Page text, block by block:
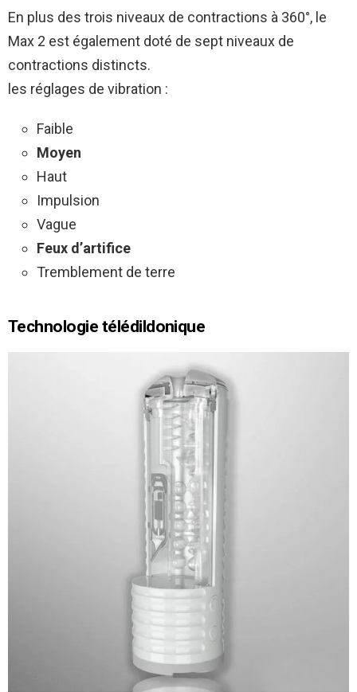
En plus des trois niveaux de contractions à 360°, le
Max 2 est également doté de sept niveaux de
contractions distincts.
les réglages de vibration :
Faible
Moyen
Haut
Impulsion
Vague
Feux d’artifice
Tremblement de terre
Technologie télédildonique